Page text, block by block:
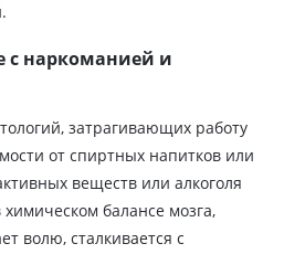
с наркоманией и
затрагивающих работу
от спиртных напитков или
веществ или алкоголя
балансе мозга,
волю, сталкивается с